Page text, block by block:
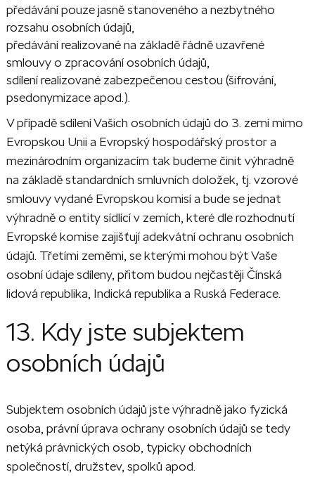
předávání pouze jasně stanoveného a nezbytného
rozsahu osobních údajů,
předávání realizované na základě řádně uzavřené
smlouvy o zpracování osobních údajů,
sdílení realizované zabezpečenou cestou (šifrování,
psedonymizace apod.).
V případě sdílení Vašich osobních údajů do 3. zemí mimo
Evropskou Unii a Evropský hospodářský prostor a
mezinárodním organizacím tak budeme činit výhradně
na základě standardních smluvních doložek, tj. vzorové
smlouvy vydané Evropskou komisí a bude se jednat
výhradně o entity sídlící v zemích, které dle rozhodnutí
Evropské komise zajišťují adekvátní ochranu osobních
údajů. Třetími zeměmi, se kterými mohou být Vaše
osobní údaje sdíleny, přitom budou nejčastěji Čínská
lidová republika, Indická republika a Ruská Federace.
13. Kdy jste subjektem
osobních údajů
Subjektem osobních údajů jste výhradně jako fyzická
osoba, právní úprava ochrany osobních údajů se tedy
netýká právnických osob, typicky obchodních
společností, družstev, spolků apod.